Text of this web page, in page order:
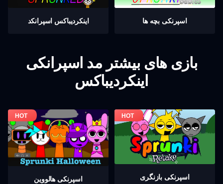
اینکردیباكس اسپرانکد اسپرنکی بچه ها
بازی های بیشتر مد اسپرانکی
اینکردیباکس
اسپرنکی هالووین اسپرنکی بازنگری